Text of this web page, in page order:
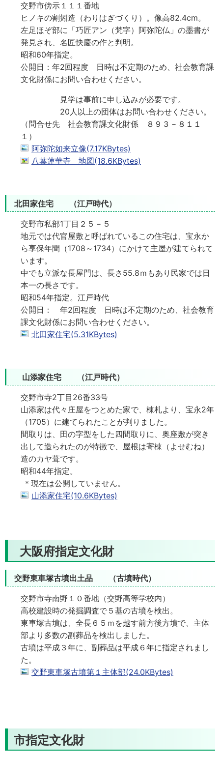
交野市傍示１１１番地
ヒノキの割矧造（わりはぎづくり）。像高82.4cm。
左足ほぞ部に「巧匠アン（梵字）阿弥陀仏」の墨書が
発見され、名匠快慶の作と判明。
昭和60年指定。
公開日：年2回程度 日時は不定期のため、社会教育課
文化財係にお問い合わせください。
見学は事前に申し込みが必要です。
20人以上の団体はお問い合わせください。
（問合せ先 社会教育課文化財係 ８９３－８１１
１）
阿弥陀如来立像(7.17KBytes)
八葉蓮華寺 地図(18.6KBytes)
北田家住宅 （江戸時代）
交野市私部1丁目２５－５
地元では代官屋敷と呼ばれているこの住宅は、宝永か
ら享保年間（1708～1734）にかけて主屋が建てられて
います。
中でも立派な長屋門は、長さ55.8ｍもあり民家では日
本一の長さです。
昭和54年指定。江戸時代
公開日： 年2回程度 日時は不定期のため、社会教育
課文化財係にお問い合わせください。
北田家住宅(5.31KBytes)
山添家住宅 （江戸時代）
交野市寺2丁目26番33号
山添家は代々庄屋をつとめた家で、棟札より、宝永2年
（1705）に建てられたことが判りました。
間取りは、田の字型をした四間取りに、奥座敷が突き
出して造られたのが特徴で、屋根は寄棟（よせむね）
造のカヤ葺です。
昭和44年指定。
＊現在は公開していません。
山添家住宅(10.6KBytes)
大阪府指定文化財
交野東車塚古墳出土品 （古墳時代）
交野市寺南野１０番地（交野高等学校内）
高校建設時の発掘調査で５基の古墳を検出。
東車塚古墳は、全長６５ｍを越す前方後方墳で、主体
部より多数の副葬品を検出しました。
古墳は平成３年に、副葬品は平成６年に指定されまし
た。
交野東車塚古墳第１主体部(24.0KBytes)
市指定文化財